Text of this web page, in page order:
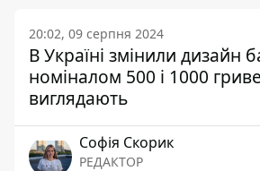
20:02, 09 серпня 2024
В Україні змінили дизайн
номіналом 500 і 1000
виглядають
Софія Скорик
РЕДАКТОР